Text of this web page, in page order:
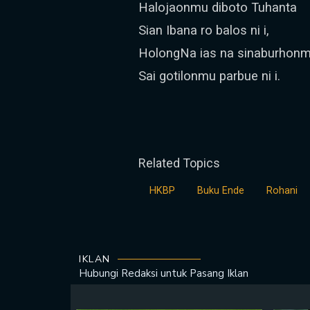
Halojaonmu diboto Tuhanta
Sian Ibana ro balos ni i,
HolongNa ias na
Sai gotilonmu parbue ni i.
Related Topics
HKBP Buku Ende Rohani
IKLAN
Hubungi Redaksi untuk Pasang Iklan